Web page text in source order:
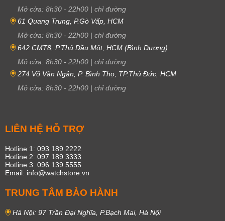
Mở cửa: 8h30 - 22h00 | chỉ đường
61 Quang Trung, P.Gò Vấp, HCM
Mở cửa: 8h30 - 22h00 | chỉ đường
642 CMT8, P.Thủ Dầu Một, HCM (Bình Dương)
Mở cửa: 8h30 - 22h00 | chỉ đường
274 Võ Văn Ngân, P. Bình Thọ, TP.Thủ Đức, HCM
Mở cửa: 8h30 - 22h00 | chỉ đường
LIÊN HỆ HỖ TRỢ
Hotline 1: 093 189 2222
Hotline 2: 097 189 3333
Hotline 3: 096 139 5555
Email: info@watchstore.vn
TRUNG TÂM BẢO HÀNH
Hà Nội: 97 Trần Đại Nghĩa, P.Bạch Mai, Hà Nội